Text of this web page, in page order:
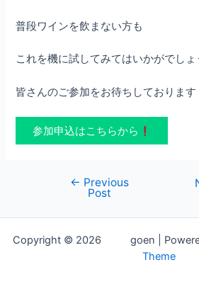
普段ワインを飲まない方も
これを機に試してみてはいかがでしょ
皆さんのご参加をお待ちしております
参加申込はこちらから
navigation
← Previous
Post
Copyright © 2026 goen |
Theme